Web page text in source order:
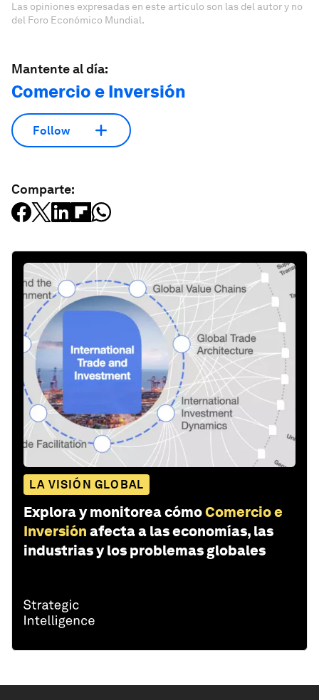
Las opiniones expresadas en este artículo son las del autor y no
del Foro Económico Mundial.
Mantente al día:
Comercio e Inversión
Follow
Comparte:
LA VISIÓN GLOBAL
Explora y monitorea cómoComercio e
Inversión afecta a las economías, las
industrias y los problemas globales